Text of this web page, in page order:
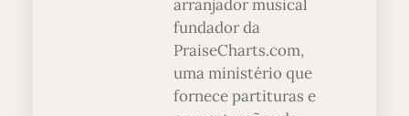
arranjador musical
fundador da
PraiseCharts.com,
uma ministério que
fornece partituras e